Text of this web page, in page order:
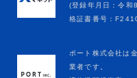
(登録年月日：令
格証書番号：
ポート株式会社は
業者です。